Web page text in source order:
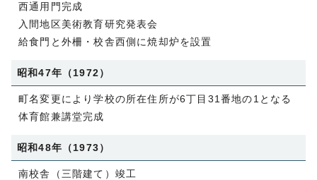
西通用門完成
入間地区美術教育研究発表会
給食門と外柵・校舎西側に焼却炉を設置
昭和47年（1972）
町名変更により学校の所在住所が6丁目31番地の1となる
体育館兼講堂完成
昭和48年（1973）
南校舎（三階建て）竣工